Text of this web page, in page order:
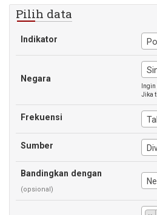
Pilih data
Indikator
Negara
Jika
Frekuensi
Sumber
Bandingkan dengan
(opsional)